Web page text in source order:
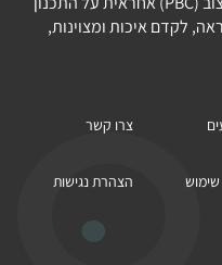
לקדם איכות ומצוינות,
צרו קשר
הצהרת נגישות